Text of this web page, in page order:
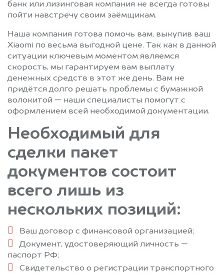
банк или лизинговая компания не всегда готовы
пойти навстречу своим заёмщикам.
Наша компания готова помочь вам, выкупив ваш
Xiaomi по весьма выгодной цене. Так как в данной
ситуации ключевым моментом являемся
скорость, мы гарантируем вам выплату
денежных средств в этот же день. Вам не
придётся долго решать проблемы с бумажной
волокитой — наши специалисты помогут с
оформлением всей необходимой документации.
Необходимый для
сделки пакет
документов состоит
всего лишь из
нескольких позиций:
Ваш договор с финансовой организацией;
Документ, удостоверяющий личность —
паспорт РФ;
Свидетельство о регистрации транспортного